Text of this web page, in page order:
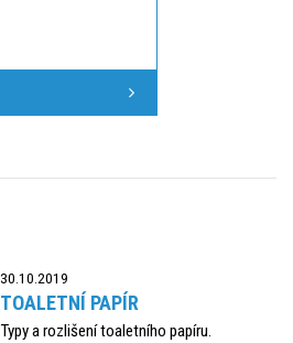
30.10.2019
TOALETNÍ PAPÍR
Typy a rozlišení toaletního papíru.